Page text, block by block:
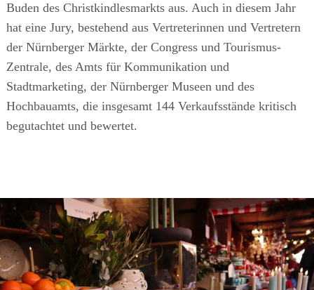
Buden des Christkindlesmarkts aus. Auch in diesem Jahr
hat eine Jury, bestehend aus Vertreterinnen und Vertretern
der Nürnberger Märkte, der Congress ­und Tourismus-
Zentrale, des Amts für Kommunikation und
Stadtmarketing, der Nürnberger Museen und des
Hochbauamts, die insgesamt 144 Verkaufsstände kritisch
begutachtet und bewertet.